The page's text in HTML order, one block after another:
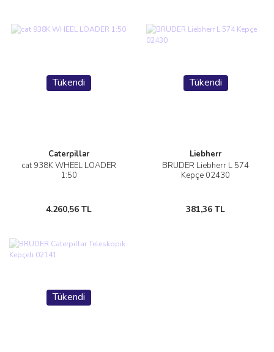
Tükendi
Caterpillar
cat 938K WHEEL LOADER
1:50
4.260,56 TL
Tükendi
Liebherr
BRUDER Liebherr L 574
Kepçe 02430
381,36 TL
Tükendi